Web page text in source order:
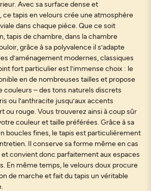
Avec sa surface dense et
ce tapis en velours crée une atmosphère
dans chaque pièce. Que ce soit
tapis de chambre, dans la chambre
grâce à sa polyvalence il s’adapte
d’aménagement modernes, classiques
fort particulier est l’immense choix : le
en de nombreuses tailles et propose
couleurs – des tons naturels discrets
ou l’anthracite jusqu’aux accents
ou rouge. Vous trouverez ainsi à coup sûr
couleur et taille préférées. Grâce à sa
boucles fines, le tapis est particulièrement
Il conserve sa forme même en cas
et convient donc parfaitement aux espaces
En même temps, le velours doux procure
de marche et fait du tapis un véritable